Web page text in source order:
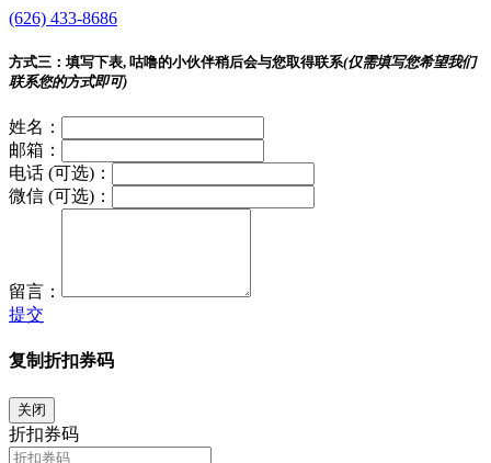
(626) 433-8686
方式三： 填写下表, 咕噜的小伙伴稍后会与您取得联系(仅需填写您希望我们
联系您的方式即可)
姓名：
邮箱：
电话 (可选)：
微信 (可选)：
留言：
提交
复制折扣券码
关闭
折扣券码